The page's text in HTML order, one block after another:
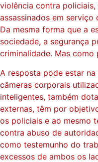
violência contra
assassinados em
Da mesma forma que a
sociedade, a segurança
criminalidade. Mas
A resposta pode estar
câmeras corporais
inteligentes, também
externas, têm por
os policiais e ao mesmo
contra abuso de
como testemunho do
excessos de ambos os